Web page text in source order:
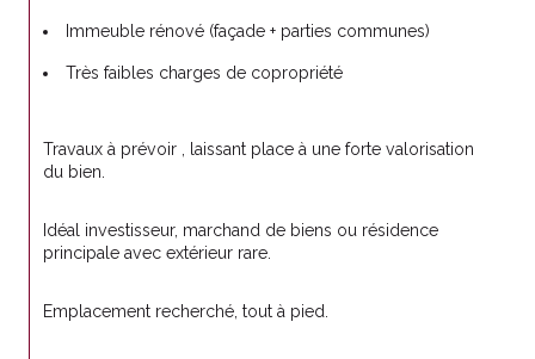
Immeuble rénové (façade + parties communes)
Très faibles charges de copropriété
Travaux à prévoir , laissant place à une forte valorisation
du bien.
Idéal investisseur, marchand de biens ou résidence
principale avec extérieur rare.
Emplacement recherché, tout à pied.